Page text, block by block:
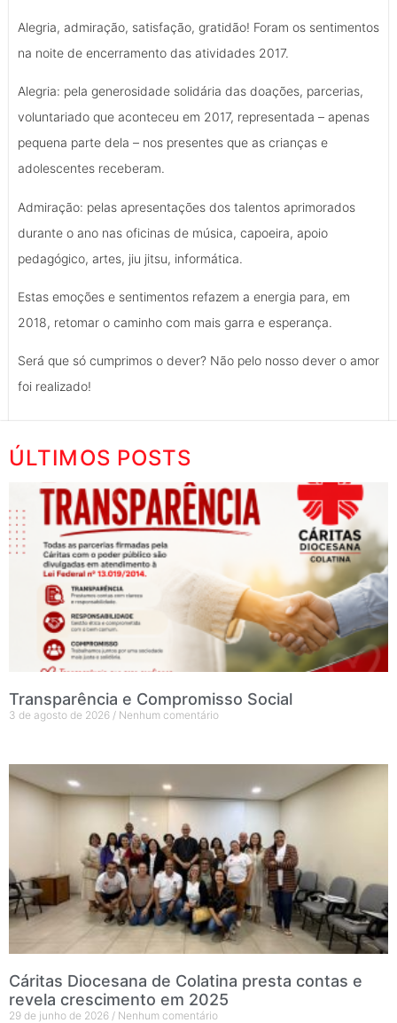
Alegria, admiração, satisfação, gratidão! Foram os sentimentos
na noite de encerramento das atividades 2017.
Alegria: pela generosidade solidária das doações, parcerias,
voluntariado que aconteceu em 2017, representada – apenas
pequena parte dela – nos presentes que as crianças e
adolescentes receberam.
Admiração: pelas apresentações dos talentos aprimorados
durante o ano nas oficinas de música, capoeira, apoio
pedagógico, artes, jiu jitsu, informática.
Estas emoções e sentimentos refazem a energia para, em
2018, retomar o caminho com mais garra e esperança.
Será que só cumprimos o dever? Não pelo nosso dever o amor
foi realizado!
ÚLTIMOS POSTS
Transparência e Compromisso Social
3 de agosto de 2026 Nenhum comentário
Cáritas Diocesana de Colatina presta contas e
revela crescimento em 2025
29 de junho de 2026 Nenhum comentário